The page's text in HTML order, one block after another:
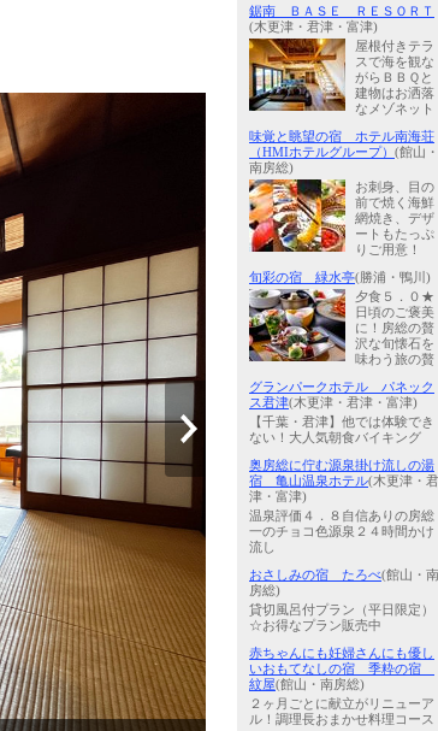
鋸南 ＢＡＳＥ ＲＥＳＯＲＴ
(木更津・君津・富津)
屋根付きテラ
スで海を観な
がらＢＢＱと
建物はお洒落
なメゾネット
味覚と眺望の宿 ホテル南海荘
（HMIホテルグループ） (館山・
南房総)
お刺身、目の
前で焼く海鮮
網焼き、デザ
ートもたっぷ
りご用意！
旬彩の宿 緑水亭(勝浦・鴨川)
夕食５．０★
日頃のご褒美
に！房総の贅
沢な旬懐石を
味わう旅の贅
グランパークホテル パネック
ス君津(木更津・君津・富津)
【千葉・君津】他では体験でき
ない！大人気朝食バイキング
奥房総に佇む源泉掛け流しの湯
宿 亀山温泉ホテル(木更津・君
津・富津)
温泉評価４．８自信ありの房総
一のチョコ色源泉２４時間かけ
流し
おさしみの宿 たろべ(館山・南
房総)
貸切風呂付プラン（平日限定）
☆お得なプラン販売中
赤ちゃんにも妊婦さんにも優し
いおもてなしの宿 季粋の宿
紋屋(館山・南房総)
２ヶ月ごとに献立がリニューア
ル！調理長おまかせ料理コース